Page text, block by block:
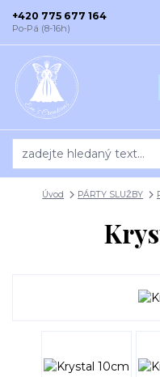
+420 775 677 164
Po-Pá (8-16h)
Úvod PÁRTY SLUŽBY